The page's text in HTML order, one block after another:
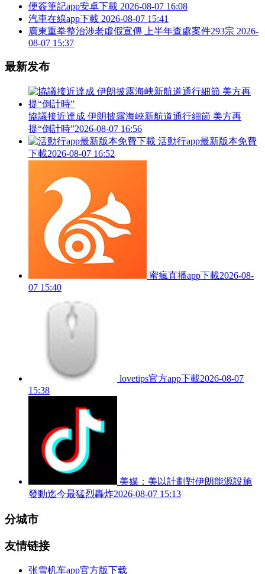
便簽筆記app安卓下載 2026-08-07 16:08
汽車在線app下載 2026-08-07 15:41
廣東重拳整治涉老虛假宣傳 上半年查處案件293宗 2026-
08-07 15:37
最新发布
協議接近達成 伊朗披露海峽新航道通行細節 美方再
提“倒計時”2026-08-07 16:56
活動行app最新版本免費
下載2026-08-07 16:52
蜜瘋直播app下載2026-08-
07 15:40
lovetips官方app下載2026-08-07
15:38
美媒：美以計劃對伊朗能源設施
發動迄今最猛烈轟炸2026-08-07 15:13
分城市
友情链接
张雪机车app官方版下载